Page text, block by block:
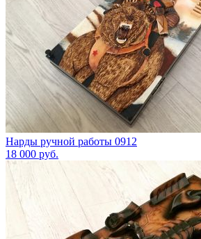
Нарды ручной работы 0912
18 000 руб.